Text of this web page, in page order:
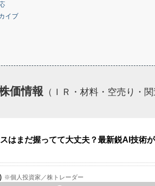
イブ
価情報 （ＩＲ・材料・空売り・関
はまだ握ってて大丈夫？最新鋭AI技術
個人投資家／株トレーダー